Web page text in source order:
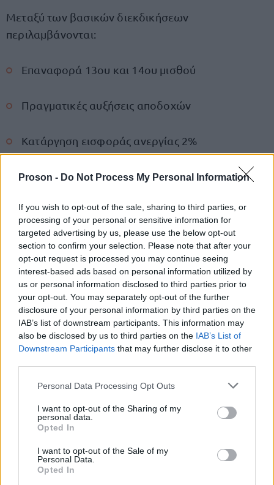
Proson - Do Not Process My Personal Information
If you wish to opt-out of the sale, sharing to third parties, or
processing of your personal or sensitive information for
targeted advertising by us, please use the below opt-out
section to confirm your selection. Please note that after your
opt-out request is processed you may continue seeing
interest-based ads based on personal information utilized by
us or personal information disclosed to third parties prior to
your opt-out. You may separately opt-out of the further
disclosure of your personal information by third parties on the
IAB’s list of downstream participants. This information may
also be disclosed by us to third parties on the IAB’s List of
Downstream Participants that may further disclose it to other
Please note that this website/app uses one or more Google
not limited to your visit or usage behaviour. You may click to
grant or deny consent to Google and its third-party tags to
use your data for below specified purposes in below Google
consent section.
Personal Data Processing Opt Outs
I want to opt-out of the Sharing of my
personal data.
Opted In
I want to opt-out of the Sale of my
Personal Data.
Opted In
Μεταξύ των βασικών διεκδικήσεων
περιλαμβάνονται:
Επαναφορά 13ου και 14ου μισθού
Πραγματικές αυξήσεις αποδοχών
Κατάργηση εισφοράς ανεργίας 2%
Ξεπάγωμα μισθολογικών κλιμακίων
Αύξηση αφορολόγητου στις 12.000€
Ενίσχυση επιδόματος επικίνδυνης εργασίας
Μαζικές προσλήψεις στο Δημόσιο
Ενίσχυση ΕΣΥ με χρηματοδότηση
Κατάργηση αντεργατικών νόμων
Προστασία δημόσιων αγαθών και αντίθεση στις
ιδιωτικοποιήσεις
Τι σηματοδοτεί η απεργία της
Πρωτομαγιάς